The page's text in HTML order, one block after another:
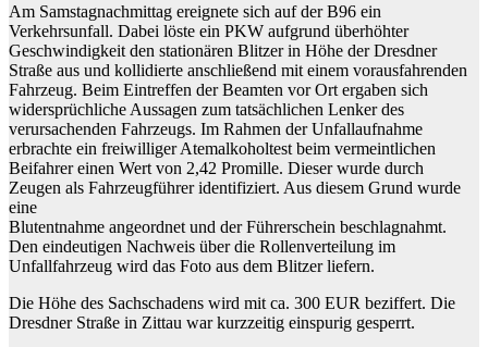
Am Samstagnachmittag ereignete sich auf der B96 ein
Verkehrsunfall. Dabei löste ein PKW aufgrund überhöhter
Geschwindigkeit den stationären Blitzer in Höhe der Dresdner
Straße aus und kollidierte anschließend mit einem vorausfahrenden
Fahrzeug. Beim Eintreffen der Beamten vor Ort ergaben sich
widersprüchliche Aussagen zum tatsächlichen Lenker des
verursachenden Fahrzeugs. Im Rahmen der Unfallaufnahme
erbrachte ein freiwilliger Atemalkoholtest beim vermeintlichen
Beifahrer einen Wert von 2,42 Promille. Dieser wurde durch
Zeugen als Fahrzeugführer identifiziert. Aus diesem Grund wurde
eine
Blutentnahme angeordnet und der Führerschein beschlagnahmt.
Den eindeutigen Nachweis über die Rollenverteilung im
Unfallfahrzeug wird das Foto aus dem Blitzer liefern.
Die Höhe des Sachschadens wird mit ca. 300 EUR beziffert. Die
Dresdner Straße in Zittau war kurzzeitig einspurig gesperrt.